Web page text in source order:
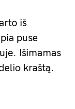
iš
puse
Išimamas
kraštą.